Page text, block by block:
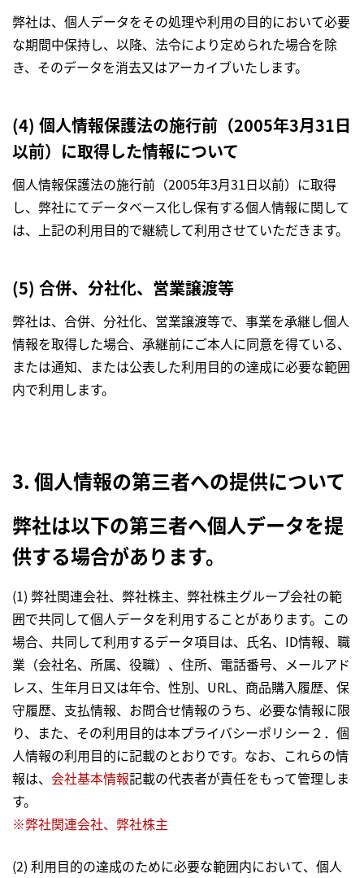
弊社は、個人データをその処理や利用の目的において必要
な期間中保持し、以降、法令により定められた場合を除
き、そのデータを消去又はアーカイブいたします。
(4) 個人情報保護法の施行前（2005年3月31日
以前）に取得した情報について
個人情報保護法の施行前（2005年3月31日以前）に取得
し、弊社にてデータベース化し保有する個人情報に関して
は、上記の利用目的で継続して利用させていただきます。
(5) 合併、分社化、営業譲渡等
弊社は、合併、分社化、営業譲渡等で、事業を承継し個人
情報を取得した場合、承継前にご本人に同意を得ている、
または通知、または公表した利用目的の達成に必要な範囲
内で利用します。
3. 個人情報の第三者への提供について
弊社は以下の第三者へ個人データを提
供する場合があります。
(1) 弊社関連会社、弊社株主、弊社株主グループ会社の範
囲で共同して個人データを利用することがあります。この
場合、共同して利用するデータ項目は、氏名、ID情報、職
業（会社名、所属、役職）、住所、電話番号、メールアド
レス、生年月日又は年令、性別、URL、商品購入履歴、保
守履歴、支払情報、お問合せ情報のうち、必要な情報に限
り、また、その利用目的は本プライバシーポリシー２．個
人情報の利用目的に記載のとおりです。なお、これらの情
報は、 会社基本情報記載の代表者が責任をもって管理しま
す。
※弊社関連会社、弊社株主
(2) 利用目的の達成のために必要な範囲内において、個人